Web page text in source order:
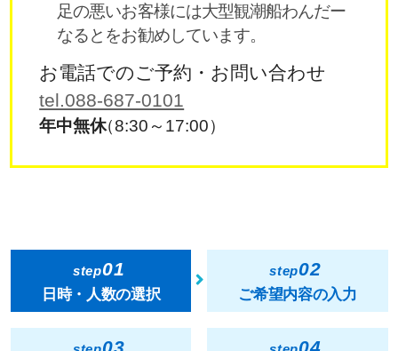
足の悪いお客様には大型観潮船わんだー
なるとをお勧めしています。
お電話でのご予約・お問い合わせ
tel.088-687-0101
年中無休（8:30～17:00）
step01
日時・人数の選択
step02
ご希望内容の入力